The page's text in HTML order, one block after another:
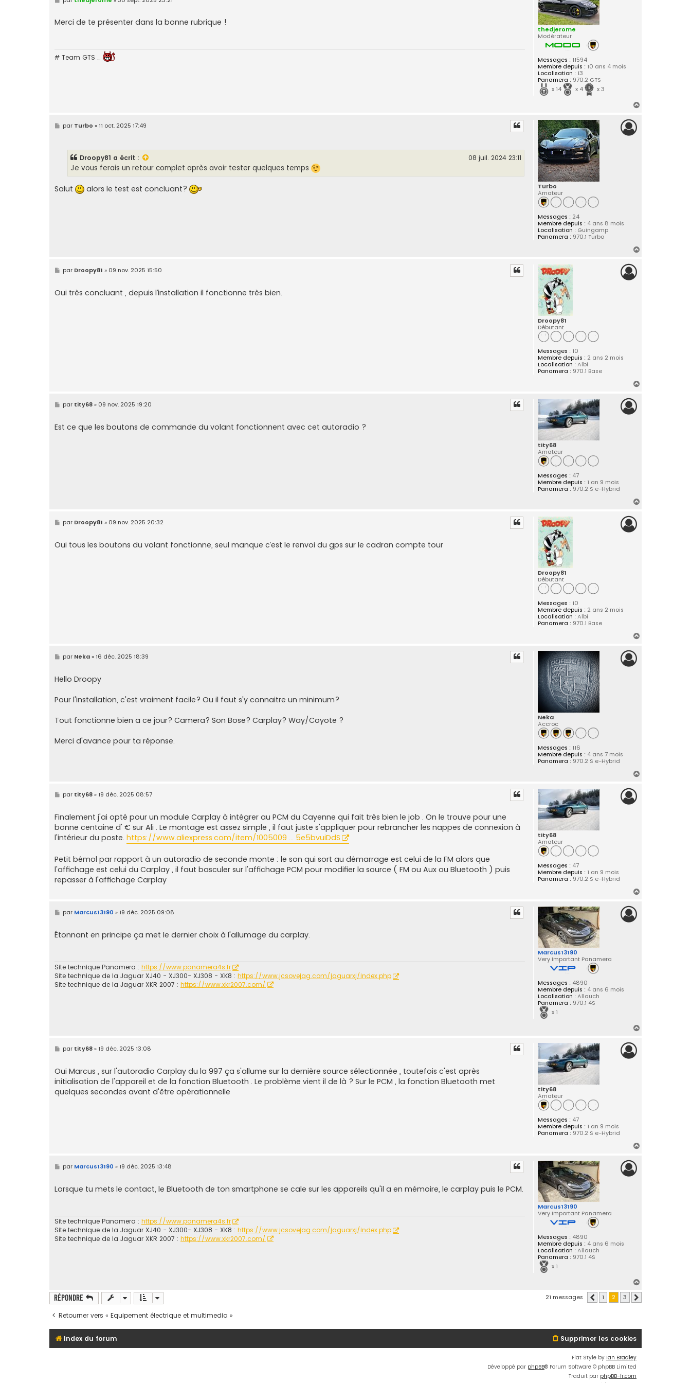
thedjerome
Modérateur
Messages : 11594
Membre depuis : 10 ans 4 mois
Localisation : 13
Panamera : 970.2 GTS
x 14
x 4 x 3
e
s
a
Merci de te présenter dans la bonne rubrique !
# Team GTS …
Turbo
Amateur
Messages : 24
Membre depuis : 4 ans 8 mois
Localisation : Guingamp
Panamera : 970.1 Turbo
M
e
par Turbo » 11 oct. 2025 17:49
Droopy81 a écrit : 08 juil. 2024 23:11
Je vous ferais un retour complet après avoir tester quelques temps
Salut alors le test est concluant?
Droopy81
Débutant
Messages : 10
Membre depuis : 2 ans 2 mois
Localisation : Albi
Panamera : 970.1 Base
M
e
s
a
par Droopy81 » 09 nov. 2025 15:50
Oui très concluant , depuis l’installation il fonctionne très bien.
tity68
Amateur
Messages : 47
Membre depuis : 1 an 9 mois
Panamera : 970.2 S e-Hybrid
M
e
s
a
par tity68» 09 nov. 2025 19:20
Est ce que les boutons de commande du volant fonctionnent avec cet autoradio ?
Droopy81
Débutant
Messages : 10
Membre depuis : 2 ans 2 mois
Localisation : Albi
Panamera : 970.1 Base
M
e
s
a
par Droopy81 » 09 nov. 2025 20:32
Oui tous les boutons du volant fonctionne, seul manque c’est le renvoi du gps sur le cadran compte tour
Neka
Accroc
Messages : 116
Membre depuis : 4 ans 7 mois
Panamera : 970.2 S e-Hybrid
M
e
s
a
e
par Neka» 16 déc. 2025 18:39
Hello Droopy
Pour l'installation, c'est vraiment facile? Ou il faut s'y connaitre un minimum?
Tout fonctionne bien a ce jour? Camera? Son Bose? Carplay? Way/Coyote ?
Merci d'avance pour ta réponse.
tity68
Amateur
Messages : 47
Membre depuis : 1 an 9 mois
Panamera : 970.2 S e-Hybrid
M
e
s
a
g
e
par tity68» 19 déc. 2025 08:57
Finalement j'ai opté pour un module Carplay à intégrer au PCM du Cayenne qui fait très bien le job . On le trouve pour une
bonne centaine d' € sur Ali . Le montage est assez simple , il faut juste s'appliquer pour rebrancher les nappes de connexion à
l'intérieur du poste. https://www.aliexpress.com/item/1005009 ... 5e5bvuiDdS
Petit bémol par rapport à un autoradio de seconde monte : le son qui sort au démarrage est celui de la FM alors que
l'affichage est celui du Carplay , il faut basculer sur l'affichage PCM pour modifier la source ( FM ou Aux ou Bluetooth ) puis
repasser à l'affichage Carplay
Marcus13190
Very Important Panamera
Messages : 4890
Membre depuis : 4 ans 6 mois
Localisation : Allauch
Panamera : 970.1 4S
x 1
M
e
s
a
par Marcus13190 » 19 déc. 2025 09:08
Étonnant en principe ça met le dernier choix à l'allumage du carplay.
Site technique Panamera : https://www.panamera4s.fr
Site technique de la Jaguar XJ40 - XJ300- XJ308 - XK8 : https://www.jcsovejag.com/jaguarxj/index.php
Site technique de la Jaguar XKR 2007 : https://www.xkr2007.com/
tity68
Amateur
Messages : 47
Membre depuis : 1 an 9 mois
Panamera : 970.2 S e-Hybrid
M
e
s
a
g
e
par tity68» 19 déc. 2025 13:08
Oui Marcus , sur l'autoradio Carplay du la 997 ça s'allume sur la dernière source sélectionnée , toutefois c'est après
initialisation de l'appareil et de la fonction Bluetooth . Le problème vient il de là ? Sur le PCM , la fonction Bluetooth met
quelques secondes avant d'être opérationnelle
Marcus13190
Very Important Panamera
Messages : 4890
Membre depuis : 4 ans 6 mois
Localisation : Allauch
Panamera : 970.1 4S
x 1
M
e
s
a
par Marcus13190 » 19 déc. 2025 13:48
Lorsque tu mets le contact, le Bluetooth de ton smartphone se cale sur les appareils qu'il a en mémoire, le carplay puis le PCM.
Site technique Panamera : https://www.panamera4s.fr
Site technique de la Jaguar XJ40 - XJ300- XJ308 - XK8 : https://www.jcsovejag.com/jaguarxj/index.php
Site technique de la Jaguar XKR 2007 : https://www.xkr2007.com/
a
Répondre 21 messages Précédente
1 2 3
Retourner vers « Equipement électrique et multimedia »
Index du forum Supprimer les cookies
Flat Style by Ian Bradley
Développé par phpBB® Forum Software © phpBB Limited
Traduit par phpBB-fr.com